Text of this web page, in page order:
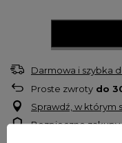
Darmowa i szybka
Proste zwroty do
Sprawdź, w którym
Bezpieczne zakupy